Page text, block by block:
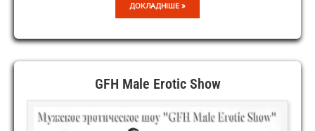
АРТЕМ
ДОКЛАДНІШЕ »
GFH Male Erotic Show